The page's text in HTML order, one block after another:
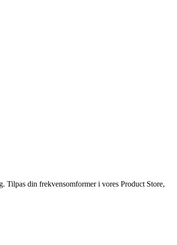
din frekvensomformer i vores Product Store,